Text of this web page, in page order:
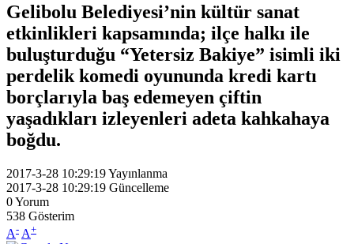
Gelibolu Belediyesi’nin kültür sanat
etkinlikleri kapsamında; ilçe halkı ile
buluşturduğu “Yetersiz Bakiye” isimli iki
perdelik komedi oyununda kredi kartı
borçlarıyla baş edemeyen çiftin
yaşadıkları izleyenleri adeta kahkahaya
boğdu.
2017-3-28 10:29:19Yayınlanma
2017-3-28 10:29:19 Güncelleme
0Yorum
538 Gösterim
A- A+